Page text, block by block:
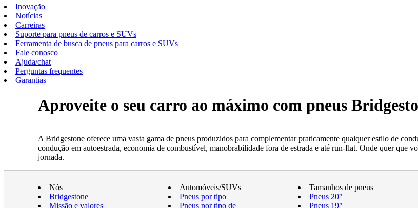
Inovação
Notícias
Carreiras
Suporte para pneus de carros e SUVs
Ferramenta de busca de pneus para carros e SUVs
Fale conosco
Ajuda/chat
Perguntas frequentes
Garantias
Aproveite o seu carro ao máximo com pneus
A Bridgestone oferece uma vasta gama de pneus produzidos para complementar praticamente qualquer estilo de
condução em autoestrada, economia de combustível, manobrabilidade fora de estrada e até run-flat. Onde quer que
jornada.
Nós
Bridgestone
Missão e valores
Automóveis/SUVs
Pneus por tipo
Pneus por tipo de
Tamanhos de pneus
Pneus 20"
Pneus 19"